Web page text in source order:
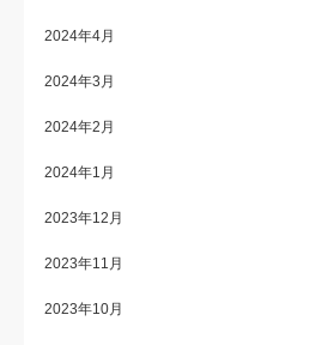
2024年4月
2024年3月
2024年2月
2024年1月
2023年12月
2023年11月
2023年10月